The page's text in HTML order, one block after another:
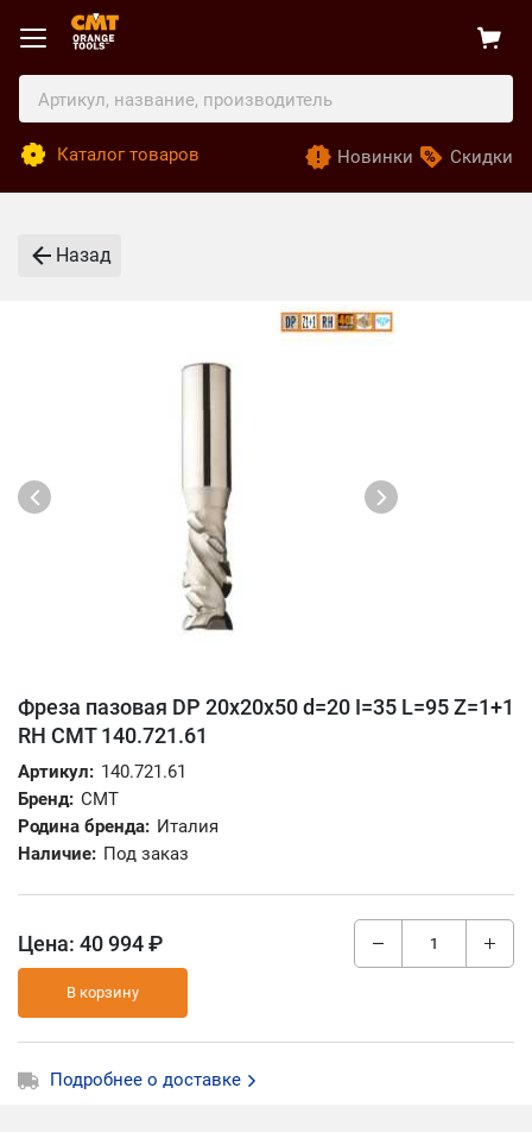
Каталог товаров Новинки Скидки
Назад
Фреза пазовая DP 20x20x50 d=20 I=35 L=95 Z=1+1
RH CMT 140.721.61
Артикул: 140.721.61
Бренд: CMT
Родина бренда: Италия
Наличие: Под заказ
Цена: 40 994 ₽
В корзину
Подробнее о доставке